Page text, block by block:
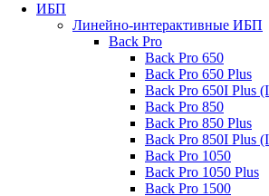
ИБП
Линейно-интерактивные ИБП
Back Pro
Back Pro 650
Back Pro 650 Plus
Back Pro 650I Plus
Back Pro 850
Back Pro 850 Plus
Back Pro 850I Plus
Back Pro 1050
Back Pro 1050 Plus
Back Pro 1500